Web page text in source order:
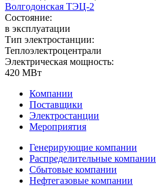
Волгодонская ТЭЦ-2
Состояние:
в эксплуатации
Тип электростанции:
Теплоэлектроцентрали
Электрическая мощность:
420 МВт
Компании
Поставщики
Электростанции
Мероприятия
Генерирующие компании
Распределительные компании
Сбытовые компании
Нефтегазовые компании